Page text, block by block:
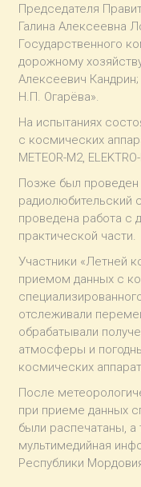
Председателя
Галина Алексеевна
Государственного
дорожному
Алексеевич
Н.П. Огарёва».
На испытаниях
с космических
METEOR-M2,
Позже был проведен
радиолюбительский
проведена работа с
практической части.
Участники «Летней
приемом данных с
отслеживали
обрабатывали
атмосферы и
космических
После
при приеме данных
были распечатаны, а
мультимедийная
Республики